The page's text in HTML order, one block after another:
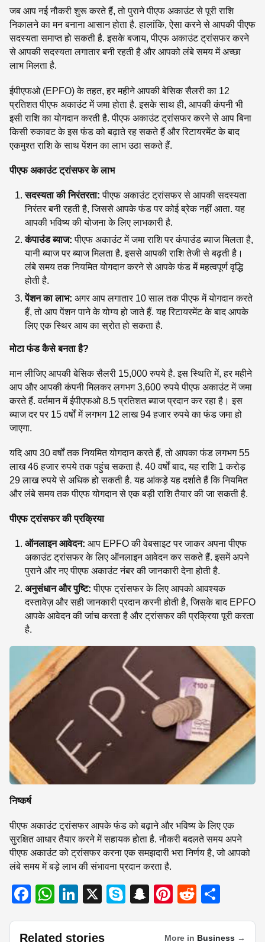
जब आप नई नौकरी शुरू करते हैं, तो पुराने पीएफ अकाउंट से पूरी राशि
निकालने का मन बनाना आसान होता है. हालांकि, ऐसा करने से आपकी पीएफ
सदस्यता समाप्त हो सकती है. इसके बजाय, पीएफ अकाउंट ट्रांसफर करने
से आपकी सदस्यता लगातार बनी रहती है और आपको लंबे समय में अच्छा
लाभ मिलता है.
ईपीएफओ (EPFO) के तहत, हर महीने आपकी बेसिक सैलरी का 12
प्रतिशत पीएफ अकाउंट में जमा होता है. इसके साथ ही, आपकी कंपनी भी
इसी राशि का योगदान करती है. पीएफ अकाउंट ट्रांसफर करने से आप बिना
किसी रुकावट के इस फंड को बढ़ाते रह सकते हैं और रिटायरमेंट के बाद
एकमुश्त राशि के साथ पेंशन का लाभ उठा सकते हैं.
पीएफ अकाउंट ट्रांसफर के लाभ
सदस्यता की निरंतरता: पीएफ अकाउंट ट्रांसफर से आपकी सदस्यता
निरंतर बनी रहती है, जिससे आपके फंड पर कोई ब्रेक नहीं आता. यह
आपकी भविष्य की योजना के लिए लाभकारी है.
कंपाउंड ब्याज: पीएफ अकाउंट में जमा राशि पर कंपाउंड ब्याज मिलता है,
यानी ब्याज पर ब्याज मिलता है. इससे आपकी राशि तेजी से बढ़ती है।
लंबे समय तक नियमित योगदान करने से आपके फंड में महत्वपूर्ण वृद्धि
होती है.
पेंशन का लाभ: अगर आप लगातार 10 साल तक पीएफ में योगदान करते
हैं, तो आप पेंशन पाने के योग्य हो जाते हैं. यह रिटायरमेंट के बाद आपके
लिए एक स्थिर आय का स्रोत हो सकता है.
मोटा फंड कैसे बनता है?
मान लीजिए आपकी बेसिक सैलरी 15,000 रुपये है. इस स्थिति में, हर महीने
आप और आपकी कंपनी मिलकर लगभग 3,600 रुपये पीएफ अकाउंट में जमा
करते हैं. वर्तमान में ईपीएफओ 8.5 प्रतिशत ब्याज प्रदान कर रहा है। इस
ब्याज दर पर 15 वर्षों में लगभग 12 लाख 94 हजार रुपये का फंड जमा हो
जाएगा.
यदि आप 30 वर्षों तक नियमित योगदान करते हैं, तो आपका फंड लगभग 55
लाख 46 हजार रुपये तक पहुंच सकता है. 40 वर्षों बाद, यह राशि 1 करोड़
29 लाख रुपये से अधिक हो सकती है. यह आंकड़े यह दर्शाते हैं कि नियमित
और लंबे समय तक पीएफ योगदान से एक बड़ी राशि तैयार की जा सकती है.
पीएफ ट्रांसफर की प्रक्रिया
ऑनलाइन आवेदन: आप EPFO की वेबसाइट पर जाकर अपना पीएफ
अकाउंट ट्रांसफर के लिए ऑनलाइन आवेदन कर सकते हैं. इसमें अपने
पुराने और नए पीएफ अकाउंट नंबर की जानकारी देना होती है.
अनुसंधान और पुष्टि: पीएफ ट्रांसफर के लिए आपको आवश्यक
दस्तावेज़ और सही जानकारी प्रदान करनी होती है, जिसके बाद EPFO
आपके आवेदन की जांच करता है और ट्रांसफर की प्रक्रिया पूरी करता
है.
निष्कर्ष
पीएफ अकाउंट ट्रांसफर आपके फंड को बढ़ाने और भविष्य के लिए एक
सुरक्षित आधार तैयार करने में सहायक होता है. नौकरी बदलते समय अपने
पीएफ अकाउंट को ट्रांसफर करना एक समझदारी भरा निर्णय है, जो आपको
लंबे समय में बड़े लाभ की संभावना प्रदान करता है.
F
c
W
at
Li
k
X
S
S
Pi
er
R
d
ar
Related stories More in Business →